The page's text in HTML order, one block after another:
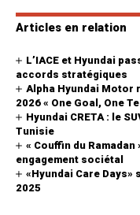
Articles en relation
L’IACE et Hyundai
accords stratégiques
Alpha Hyundai Motor
2026 « One Goal, One
Hyundai CRETA : le
Tunisie
« Couffin du
engagement sociétal
«Hyundai Care Days»
2025